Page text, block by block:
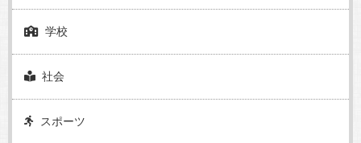
学校
社会
スポーツ